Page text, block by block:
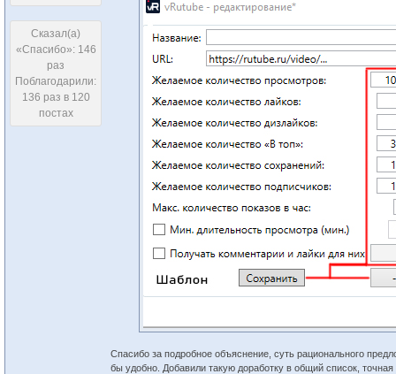
Сказал(а)
«Спасибо»: 146
раз
Поблагодарили:
136 раз в 120
постах
Спасибо за подробное объяснение, суть рационального
бы удобно. Добавили такую доработку в общий список,